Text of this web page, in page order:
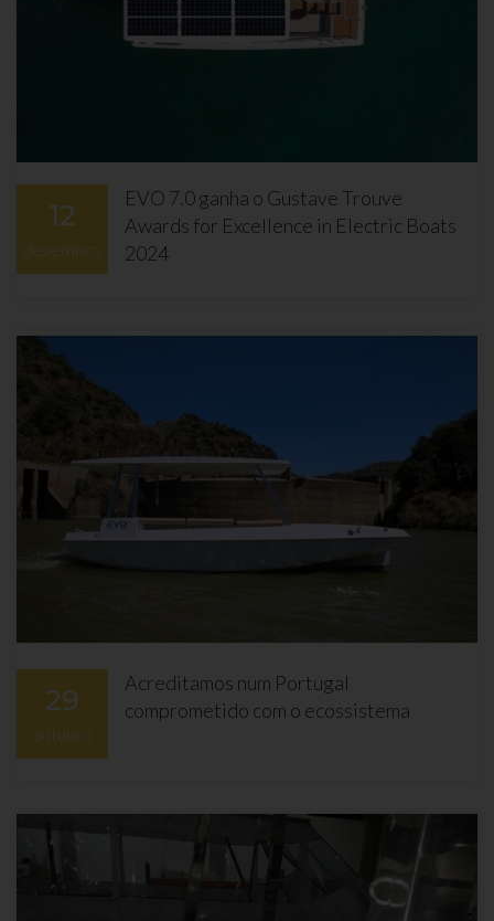
12
dezembro
EVO 7.0 ganha o Gustave Trouve
Awards for Excellence in Electric Boats
2024
29
outubro
Acreditamos num Portugal
comprometido com o ecossistema